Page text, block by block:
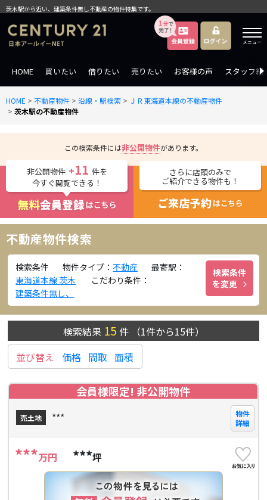
茨木駅から近い、建築条件無し不動産の物件特集です。
メニュー
HOME 買いたい 借りたい 売りたい お客様の声 スタッフ紹
HOME > 不動産物件 > 沿線・駅検索 > ＪＲ東海道本線の不動産物件
> 茨木駅の不動産物件
この検索条件には非公開物件があります。
非公開物件 +11 件を
今すぐ閲覧できる！
さらに店頭のみで
ご紹介できる物件も！
不動産物件検索
検索条件 物件タイプ：不動産
最寄駅：
東海道本線 茨木
こだわり条件：
建築条件無し、
検索条件
を変更
検索結果 15 件 （1件から15件）
並び替え
価格 間取 面積
会員様限定! 非公開物件
売土地 ***
物件
詳細
***万円 ***坪